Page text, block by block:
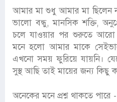
আমার মা শুধু আমার মা ছিলেন
ভালো বন্ধু, মানসিক শক্তি,
চলে যাওয়ার পর শুরুতে আরো
মনে হলো আমার মাকে
এখনো সময় ফুরিয়ে যায়নি।
সুস্থ আছি তাই মায়ের জন্য কিছু
অনেকের মনে প্রশ্ন থাকতে